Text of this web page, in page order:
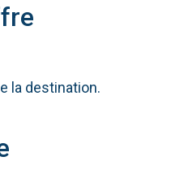
la destination.